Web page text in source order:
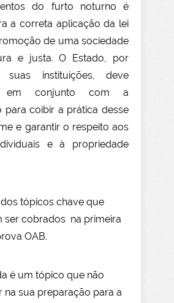
do furto noturno é
a correta aplicação da lei
de uma sociedade
e justa. O Estado, por
instituições, deve
em conjunto com a
para coibir a prática desse
e garantir o respeito aos
e à propriedade
tópicos chave que
ser cobrados na primeira
OAB.
é um tópico que não
na sua preparação para a